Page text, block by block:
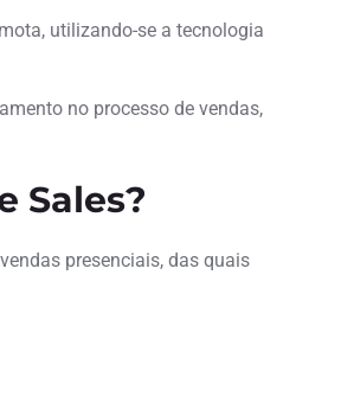
utilizando-se a tecnologia
no processo de vendas,
Sales?
presenciais, das quais